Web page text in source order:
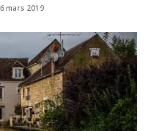
6 mars 2019